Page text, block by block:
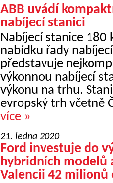
ABB uvádí
nabíjecí stanici
Nabíjecí stanice 180
nabídku řady
představuje
výkonnou nabíjecí
výkonu na trhu.
evropský trh včetně
více »
21. ledna 2020
Ford investuje do
hybridních modelů
Valencii 42 milionů